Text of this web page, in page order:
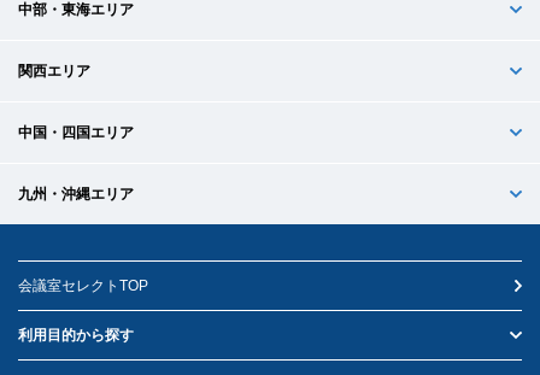
中部・東海エリア
関西エリア
中国・四国エリア
九州・沖縄エリア
会議室セレクトTOP
利用目的から探す